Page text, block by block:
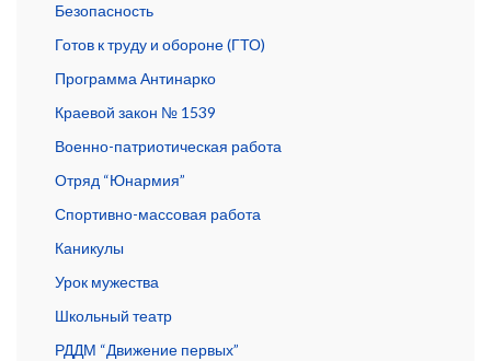
Безопасность
Готов к труду и обороне (ГТО)
Программа Антинарко
Краевой закон № 1539
Военно-патриотическая работа
Отряд “Юнармия”
Спортивно-массовая работа
Каникулы
Урок мужества
Школьный театр
РДДМ “Движение первых”